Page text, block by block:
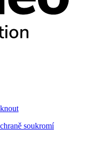
soukromí